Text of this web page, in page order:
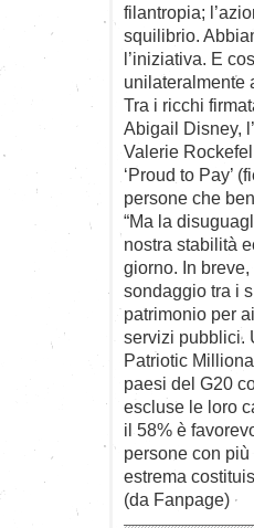
filantropia;
squilibrio.
l’iniziativa. E
unilateralmente
Tra i ricchi
Abigail Disney,
Valerie
‘Proud to Pay’
persone che
“Ma la
nostra stabilità
giorno. In
sondaggio tra i
patrimonio per
servizi pubblici.
Patriotic
paesi del G20
escluse le loro
il 58% è
persone con
estrema
(da Fanpage)